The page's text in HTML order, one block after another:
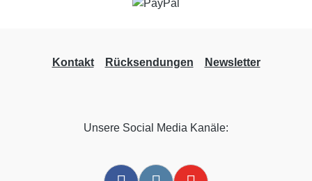
Kontakt Rücksendungen Newsletter
Unsere Social Media Kanäle: